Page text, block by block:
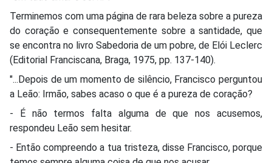
Terminemos com uma página de rara beleza sobre a pureza
do coração e consequentemente sobre a santidade, que
se encontra no livro Sabedoria de um pobre, de Elói Leclerc
(Editorial Franciscana, Braga, 1975, pp. 137-140).
"...Depois de um momento de silêncio, Francisco perguntou
a Leão: Irmão, sabes acaso o que é a pureza de coração?
- É não termos falta alguma de que nos acusemos,
respondeu Leão sem hesitar.
- Então compreendo a tua tristeza, disse Francisco, porque